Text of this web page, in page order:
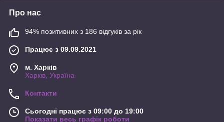
Про нас
94% позитивних з 186 відгуків за рік
Працює з 09.09.2021
м. Харків
Харків, Україна
Контакти
Сьогодні працює з 09:00 до 19:00
Показати весь графік роботи